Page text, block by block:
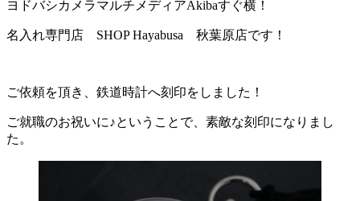
ヨドバシカメラマルチメディアAkibaすぐ横！
名入れ専門店 SHOP Hayabusa 秋葉原店です！
ご依頼を頂き、鉄道時計へ刻印をしました！
ご就職のお祝いに♪ということで、素敵な刻印になりまし
た。